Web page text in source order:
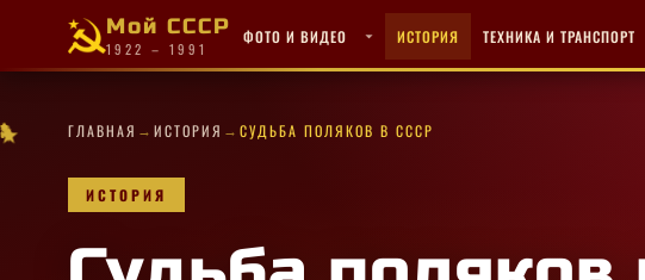
Мой СССР
1922 – 1991
ФОТО И ВИДЕО ИСТОРИЯ ТЕХНИКА И ТРАНСПОРТ
✧
✧
★
★
··
·✦
✦
★
✦
·★
✦
✧
·✦
✧
·★
★
✦
✦
✦
· ГЛАВНАЯ → ИСТОРИЯ → СУДЬБА ПОЛЯКОВ В СССР
ИСТОРИЯ